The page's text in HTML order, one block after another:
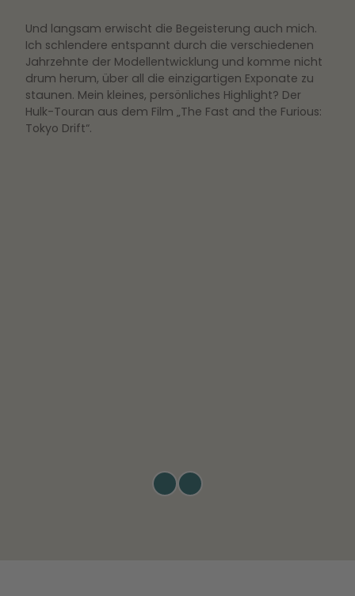
Und langsam erwischt die Begeisterung auch mich.
Ich schlendere entspannt durch die verschiedenen
Jahrzehnte der Modellentwicklung und komme nicht
drum herum, über all die einzigartigen Exponate zu
staunen. Mein kleines, persönliches Highlight? Der
Hulk-Touran aus dem Film „The Fast and the Furious:
Tokyo Drift“.